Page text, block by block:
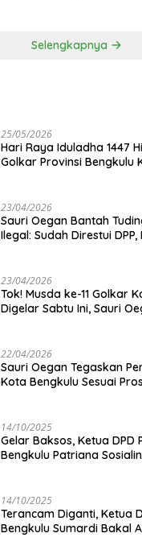
Selengkapnya
25/05/2026
Hari Raya Iduladha 1447
Golkar Provinsi Bengkulu
23/04/2026
Sauri Oegan Bantah
Ilegal: Sudah Direstui
23/04/2026
‎Tok! Musda ke-11 Golkar
Digelar Sabtu Ini, Sauri
22/04/2026
Sauri Oegan Tegaskan
Kota Bengkulu Sesuai
14/10/2025
‎Gelar Baksos, Ketua
Bengkulu Patriana
14/10/2025
Terancam Diganti, Ketua
Bengkulu Sumardi Bakal